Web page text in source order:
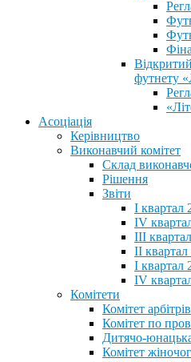
футнету
Асоціація
Керівництво
Виконавчий комітет
Склад
Рішення
Звіти
I квартал
IV
III
II
I квартал
IV
Комітети
Комітет арбітрів
Комітет по
Дитячо-
Комітет